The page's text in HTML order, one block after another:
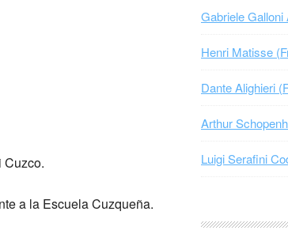
Cuzco.
a la Escuela Cuzqueña.
Gabriele Galloni
Henri Matisse
Dante Alighieri
Arthur
Luigi Serafini